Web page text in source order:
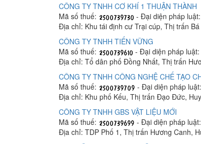
CÔNG TY TNHH CƠ KHÍ 1 THUẬN THÀNH
Mã số thuế:
- Đại diện pháp
Địa chỉ: Khu tái định cư Trại cúp, Thị trấn
CÔNG TY TNHH TIẾN VỮNG
Mã số thuế:
- Đại diện pháp
Địa chỉ: Tổ dân phố Đồng Nhất, Thị trấn
CÔNG TY TNHH CÔNG NGHỆ CHẾ TẠO
Mã số thuế:
- Đại diện pháp
Địa chỉ: Khu phố Kếu, Thị trấn Đạo Đức,
CÔNG TY TNHH GBS VẬT LIỆU MỚI
Mã số thuế:
- Đại diện pháp
Địa chỉ: TDP Phố 1, Thị trấn Hương Canh,